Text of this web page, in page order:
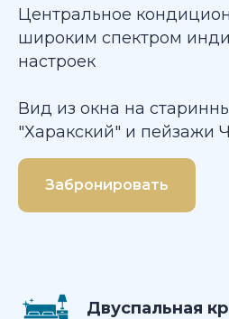
Центральное
широким спектром
настроек
Вид из окна на
"Харакский" и пейзажи
Забронировать
Двуспальная